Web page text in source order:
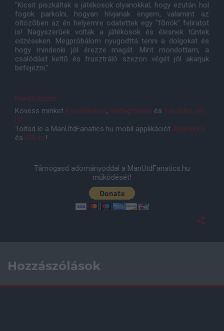
"Kicsit piszkáltak a játékosok olyanokkal, hogy ezután hol
fogok parkolni, hogyan hívjanak engem, valamint az
öltözõben az én helyemre odatettek egy "fõnök" feliratot
is! Nagyszerûek voltak a játékosok és élesnek tûntek
edzéseken. Megpróbálom nyugodttá tenni a dolgokat és
hogy mindenki jól érezze magát. Mint mondottam, a
csalódást keltõ és frusztráló szezon végét jól akarjuk
befejezni."
ManUtd.com
Kövess minket Facebookon, Instagramon és YouTube-on
is!
Töltsd le a ManUtdFanatics.hu mobil applikációt Androidra
és iOS-re!
Támogasd adományoddal a ManUtdFanatics.hu
működését!
Hozzászólások